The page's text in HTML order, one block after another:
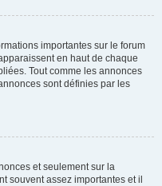
importantes sur le forum
en haut de chaque
Tout comme les annonces
sont définies par les
et seulement sur la
souvent assez importantes et il